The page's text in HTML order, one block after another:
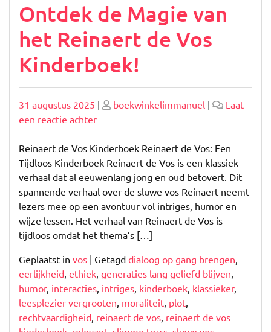
Ontdek de Magie van
het Reinaert de Vos
Kinderboek!
Geplaatst
op
31 augustus 2025 | Geplaatst
boekwinkelimmanuel |
Laat
een reactie achterop
de
Magie
van
het
Reinaert
de
Vos
Reinaert de Vos Kinderboek Reinaert de Vos: Een
Tijdloos Kinderboek Reinaert de Vos is een klassiek
verhaal dat al eeuwenlang jong en oud betovert. Dit
spannende verhaal over de sluwe vos Reinaert neemt
lezers mee op een avontuur vol intriges, humor en
wijze lessen. Het verhaal van Reinaert de Vos is
tijdloos omdat het thema’s […]
Geplaatst in vos | Getagd dialoog op gang brengen,
eerlijkheid, ethiek, generaties lang geliefd blijven,
humor, interacties, intriges, kinderboek, klassieker,
leesplezier vergrooten, moraliteit, plot,
rechtvaardigheid, reinaert de vos, reinaert de vos